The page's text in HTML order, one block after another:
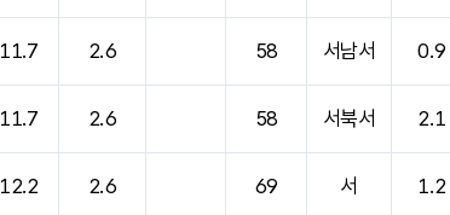
11.7 2.6 58 서남서 0.9
11.7 2.6 58 서북서 2.1
12.2 2.6 69 서 1.2